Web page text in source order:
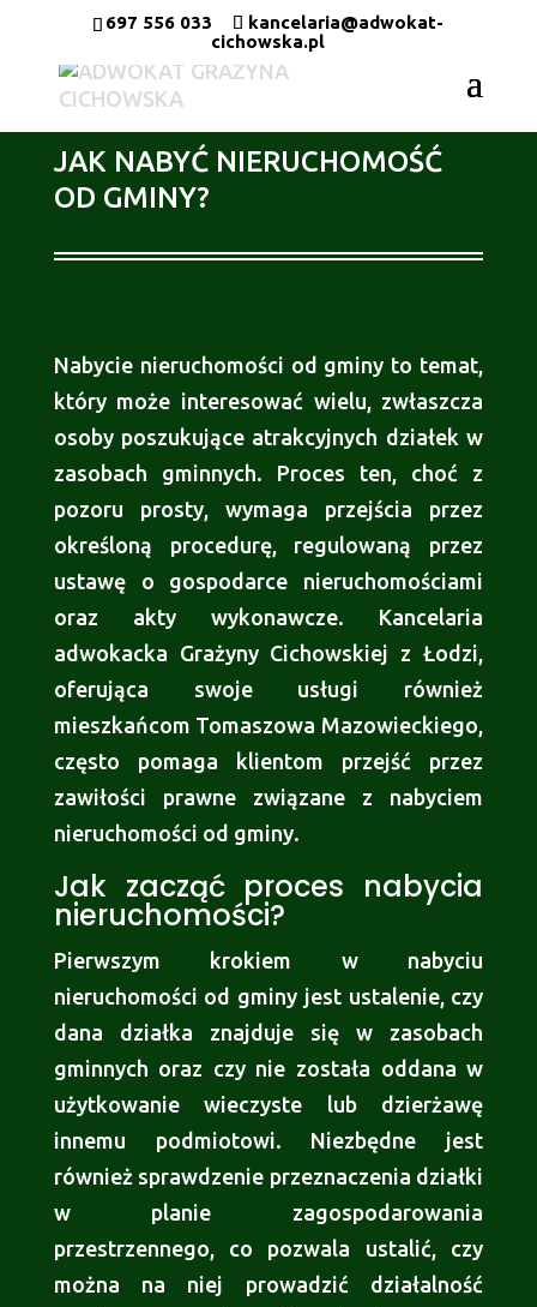
697 556 033
kancelaria@adwokat-
cichowska.pl
JAK NABYĆ NIERUCHOMOŚĆ
OD GMINY?
Nabycie nieruchomości od gminy to temat,
który może interesować wielu, zwłaszcza
osoby poszukujące atrakcyjnych działek w
zasobach gminnych. Proces ten, choć z
pozoru prosty, wymaga przejścia przez
określoną procedurę, regulowaną przez
ustawę o gospodarce nieruchomościami
oraz akty wykonawcze. Kancelaria
adwokacka Grażyny Cichowskiej z Łodzi,
oferująca swoje usługi również
mieszkańcom Tomaszowa Mazowieckiego,
często pomaga klientom przejść przez
zawiłości prawne związane z nabyciem
nieruchomości od gminy.
Jak zacząć proces nabycia
nieruchomości?
Pierwszym krokiem w nabyciu
nieruchomości od gminy jest ustalenie, czy
dana działka znajduje się w zasobach
gminnych oraz czy nie została oddana w
użytkowanie wieczyste lub dzierżawę
innemu podmiotowi. Niezbędne jest
również sprawdzenie przeznaczenia działki
w planie zagospodarowania
przestrzennego, co pozwala ustalić, czy
można na niej prowadzić działalność